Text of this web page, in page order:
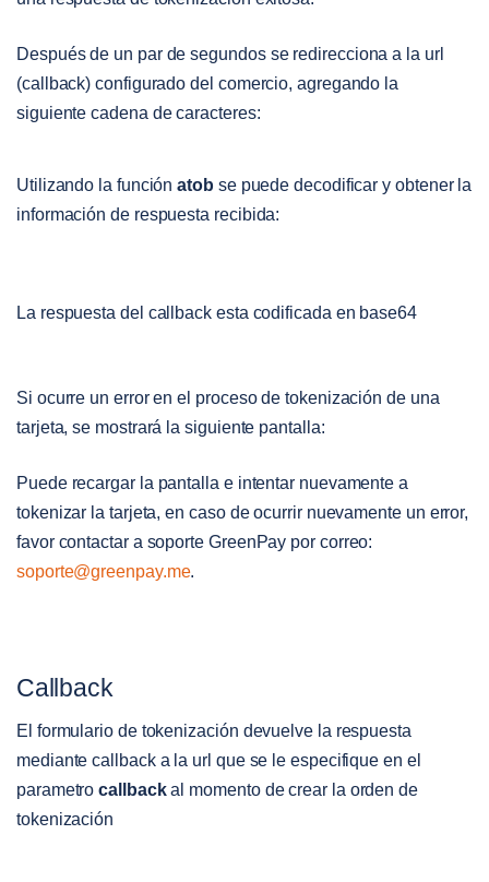
Open image-20240306-202759.png
Después de un par de segundos se redirecciona a la url
(callback) configurado del comercio, agregando la
siguiente cadena de caracteres:
Utilizando la funciónatob se puede decodificar y obtener la
información de respuesta recibida:
Open image-20240306-203324.png
La respuesta del callback esta codificada en base64
Si ocurre un error en el proceso de tokenización de una
tarjeta, se mostrará la siguiente pantalla:
Open image-20240307-154615.png
Puede recargar la pantalla e intentar nuevamente a
tokenizar la tarjeta, en caso de ocurrir nuevamente un error,
favor contactar a soporte GreenPay por correo:
soporte@greenpay.me.
Callback
El formulario de tokenización devuelve la respuesta
mediante callback a la url que se le especifique en el
parametrocallbackal momento de crear la orden de
tokenización